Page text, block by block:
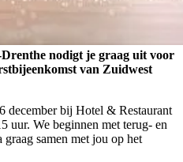
nodigt je graag uit voor
van Zuidwest
december bij Hotel & Restaurant
uur. We beginnen met terug- en
samen met jou op het